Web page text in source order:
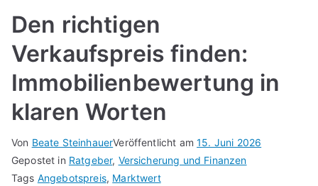
Den richtigen
Verkaufspreis finden:
Immobilienbewertung in
klaren Worten
Von Beate SteinhauerVeröffentlicht am15. Juni 2026
Gepostet in Ratgeber, Versicherung und Finanzen
Tags Angebotspreis, Marktwert